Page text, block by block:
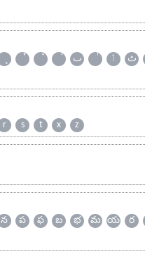
ٮ ٲ ٹ
r s t x z
న ప ఫ బ భ మ య ర